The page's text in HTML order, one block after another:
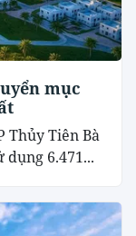
mục
Thủy Tiên Bà
dụng 6.471...